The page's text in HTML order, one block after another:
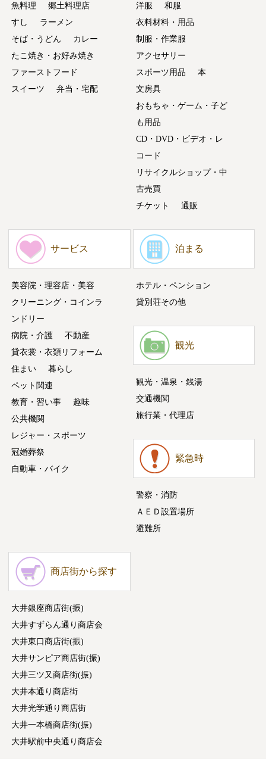
魚料理
郷土料理店
すし
ラーメン
そば・うどん
カレー
たこ焼き・お好み焼き
ファーストフード
スイーツ
弁当・宅配
洋服
和服
衣料材料・用品
制服・作業服
アクセサリー
スポーツ用品
本
文房具
おもちゃ・ゲーム・子ど
も用品
CD・DVD・ビデオ・レ
コード
リサイクルショップ・中
古売買
チケット
通販
サービス
美容院・理容店・美容
クリーニング・コインラ
ンドリー
病院・介護
不動産
貸衣裳・衣類リフォーム
住まい
暮らし
ペット関連
教育・習い事
趣味
公共機関
レジャー・スポーツ
冠婚葬祭
自動車・バイク
泊まる
ホテル・ペンション
貸別荘その他
観光
観光・温泉・銭湯
交通機関
旅行業・代理店
緊急時
警察・消防
ＡＥＤ設置場所
避難所
商店街から探す
大井銀座商店街(振)
大井すずらん通り商店会
大井東口商店街(振)
大井サンピア商店街(振)
大井三ツ又商店街(振)
大井本通り商店街
大井光学通り商店街
大井一本橋商店街(振)
大井駅前中央通り商店会